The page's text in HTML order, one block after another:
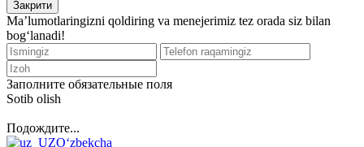
Закрити
Ma’lumotlaringizni qoldiring va menejerimiz tez orada siz bilan
bog‘lanadi!
Заполните обязательные поля
Sotib olish
Подождите...
O‘zbekcha